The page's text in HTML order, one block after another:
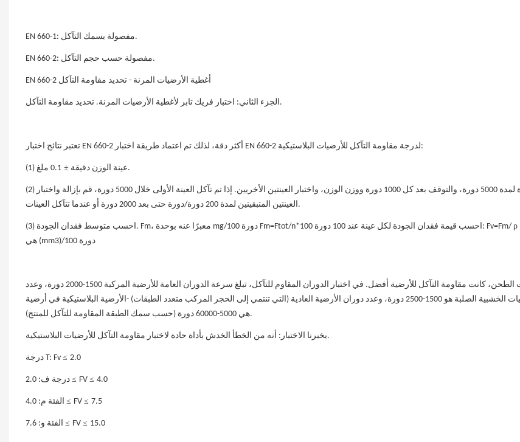
EN 660-1: مفصولة بسمك التآكل.
EN 660-2: مفصولة حسب حجم التآكل.
EN 660-2 أغطية الأرضيات المرنة - تحديد مقاومة التآكل
الجزء الثاني: اختبار فريك تابر لأغطية الأرضيات المرنة. تحديد مقاومة التآكل.
تعتبر نتائج اختبار EN 660-2 أكثر دقة، لذلك تم اعتماد طريقة اختبار EN 660-2 لدرجة مقاومة التآكل للأرضيات البلاستيكية:
(1) عينة الوزن دقيقة ± 0.1 ملغ.
(2) طحن عينة واحدة لمدة 5000 دورة، والتوقف بعد كل 1000 دورة ووزن الوزن، واختبار العينتين الأخريين. إذا تم تآكل العينة الأولى خلال 5000 دورة، قم بإزالة واختبار
العينتين المتبقيتين لمدة 200 دورة/دورة حتى بعد 2000 دورة أو عندما تتآكل العينات.
(3) احسب متوسط ​​فقدان الجودة. Fm، معبرًا عنه بوحدة mg/100 دورة Fm=Ftot/n*100 احسب قيمة فقدان الجودة لكل عينة عند 100 دورة: Fv=Fm/ ρ
هي (mm3)/100 دورة
كلما زاد عدد دورات الطحن، كانت مقاومة التآكل للأرضية أفضل. في اختبار الدوران المقاوم للتآكل، تبلغ سرعة الدوران العامة للأرضية المركبة 1500-2000 دورة، وعدد
دوران الأرضيات الخشبية الصلبة هو 1500-2500 دورة، وعدد دوران الأرضية العادية (التي تنتمي إلى الحجر المركب متعدد الطبقات) -الأرضية البلاستيكية في أرضية PVC)
هي 5000-60000 دورة (حسب سمك الطبقة المقاومة للتآكل للمنتج).
يخبرنا الاختبار: أنه من الخطأ الخدش بأداة حادة لاختبار مقاومة التآكل للأرضيات البلاستيكية.
درجة T: Fv ≤ 2.0
درجة ف: 2.0 ≤ FV ≤ 4.0
≤ FV ≤ 7.5
≤ FV ≤ 15.0